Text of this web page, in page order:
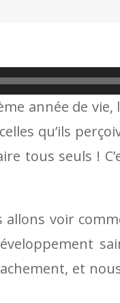
année de
qu’ils
tous seuls !
allons voir
et